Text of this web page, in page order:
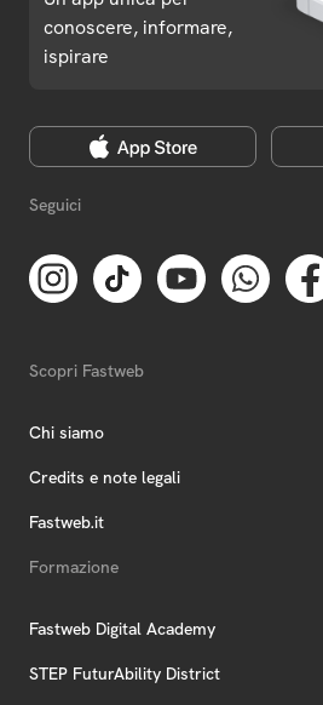
conoscere, informare,
ispirare
Seguici
Scopri Fastweb
Chi siamo
Credits e note legali
Fastweb.it
Formazione
Fastweb Digital Academy
STEP FuturAbility District